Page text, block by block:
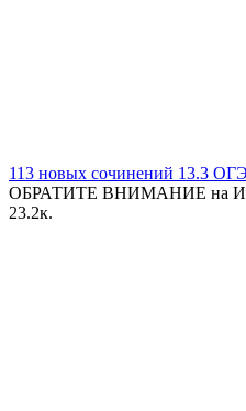
113 новых сочинений 13.3
ОБРАТИТЕ ВНИМАНИЕ на
23.2к.